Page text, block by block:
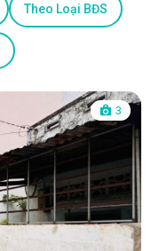
Theo Loại BĐS
3